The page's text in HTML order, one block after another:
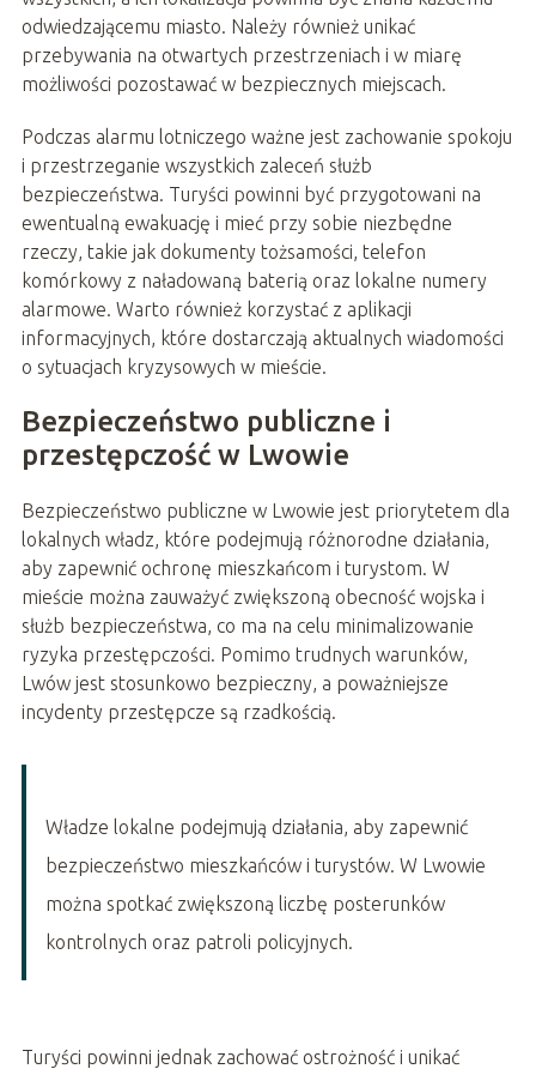
odwiedzającemu miasto. Należy również unikać
przebywania na otwartych przestrzeniach i w miarę
możliwości pozostawać w bezpiecznych miejscach.
Podczas alarmu lotniczego ważne jest zachowanie spokoju
i przestrzeganie wszystkich zaleceń służb
bezpieczeństwa. Turyści powinni być przygotowani na
ewentualną ewakuację i mieć przy sobie niezbędne
rzeczy, takie jak dokumenty tożsamości, telefon
komórkowy z naładowaną baterią oraz lokalne numery
alarmowe. Warto również korzystać z aplikacji
informacyjnych, które dostarczają aktualnych wiadomości
o sytuacjach kryzysowych w mieście.
Bezpieczeństwo publiczne i
przestępczość w Lwowie
Bezpieczeństwo publiczne w Lwowie jest priorytetem dla
lokalnych władz, które podejmują różnorodne działania,
aby zapewnić ochronę mieszkańcom i turystom. W
mieście można zauważyć zwiększoną obecność wojska i
służb bezpieczeństwa, co ma na celu minimalizowanie
ryzyka przestępczości. Pomimo trudnych warunków,
Lwów jest stosunkowo bezpieczny, a poważniejsze
incydenty przestępcze są rzadkością.
Władze lokalne podejmują działania, aby zapewnić
bezpieczeństwo mieszkańców i turystów. W Lwowie
można spotkać zwiększoną liczbę posterunków
kontrolnych oraz patroli policyjnych.
Turyści powinni jednak zachować ostrożność i unikać